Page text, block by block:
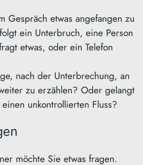
Gespräch etwas angefangen zu
ein Unterbruch, eine Person
etwas, oder ein Telefon
nach der Unterbrechung, an
zu erzählen? Oder gelangt
unkontrollierten Fluss?
möchte Sie etwas fragen.